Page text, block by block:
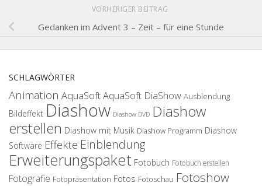
VORHERIGER BEITRAG
Gedanken im Advent 3 – Zeit – für eine Stunde
SCHLAGWÖRTER
Animation AquaSoftAquaSoft DiaShow Ausblendung
Bildeffekt Diashow Diashow DVD Diashow
erstellen Diashow mit Musik Diashow Programm Diashow
Software Effekte Einblendung
Erweiterungspaket Fotobuch Fotobuch erstellen
Fotografie Fotopräsentation Fotos Fotoschau Fotoshow